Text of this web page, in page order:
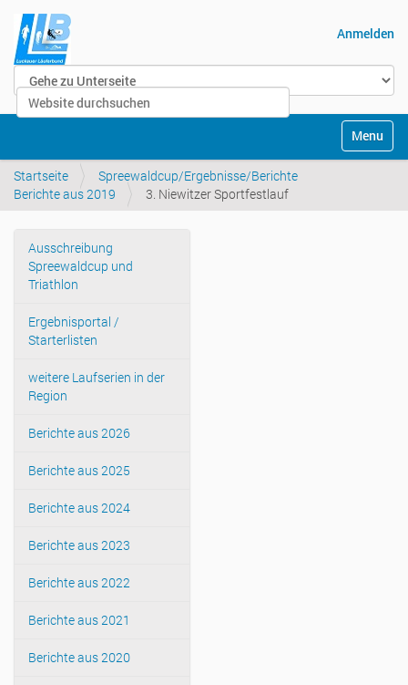
Website durchsuchen
Anmelden
Startseite
Spreewaldcup/Ergebnisse/Berichte
Berichte aus 2019
3. Niewitzer Sportfestlauf
Navigation
Ausschreibung
Spreewaldcup und
Triathlon
Ergebnisportal /
Starterlisten
weitere Laufserien in der
Region
Berichte aus 2026
Berichte aus 2025
Berichte aus 2024
Berichte aus 2023
Berichte aus 2022
Berichte aus 2021
Berichte aus 2020